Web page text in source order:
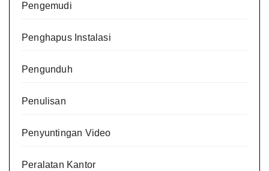
Pengemudi
Penghapus Instalasi
Pengunduh
Penulisan
Penyuntingan Video
Peralatan Kantor